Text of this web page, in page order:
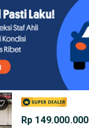
Rp 149.000.000